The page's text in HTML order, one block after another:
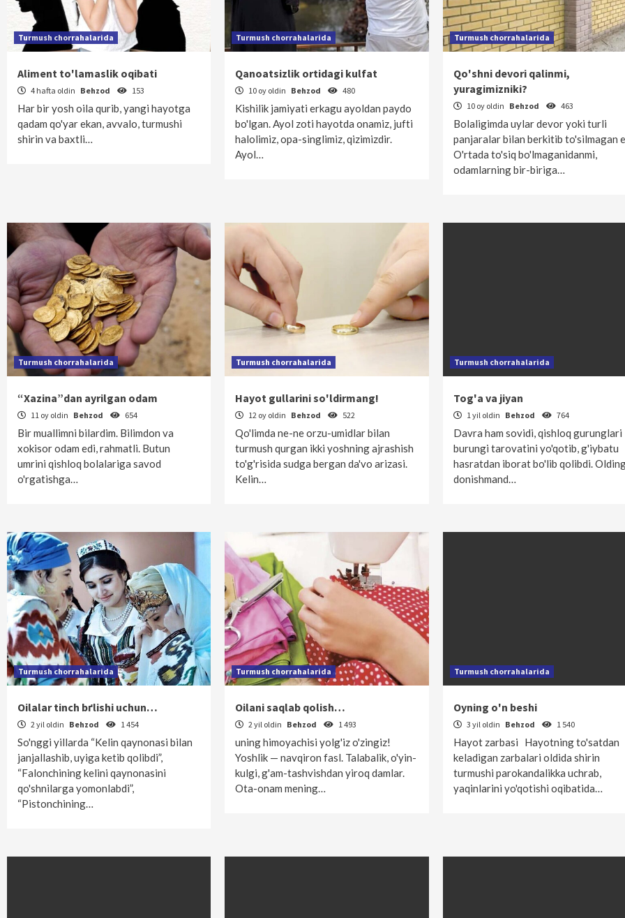
Turmush chorrahalarida
Aliment to'lamaslik oqibati
4 hafta oldin Behzod 153
Har bir yosh oila qurib, yangi hayotga
qadam qo'yar ekan, avvalo, turmushi
shirin va baxtli…
Turmush chorrahalarida
Qanoatsizlik ortidagi kulfat
10 oy oldin Behzod 480
Kishilik jamiyati erkagu ayoldan paydo
bo'lgan. Ayol zoti hayotda onamiz, jufti
halolimiz, opa-singlimiz, qizimizdir.
Ayol…
Turmush chorrahalarida
Qo'shni devori qalinmi,
yuragimizniki?
10 oy oldin Behzod 463
Bolaligimda uylar devor yoki turli
panjaralar bilan berkitib to'silmagan
O'rtada to'siq bo'lmaganidanmi,
odamlarning bir-biriga…
Turmush chorrahalarida
“Xazina”dan ayrilgan odam
11 oy oldin Behzod 654
Bir muallimni bilardim. Bilimdon va
xokisor odam edi, rahmatli. Butun
umrini qishloq bolalariga savod
o'rgatishga…
Turmush chorrahalarida
Hayot gullarini so'ldirmang!
12 oy oldin Behzod 522
Qo'limda ne-ne orzu-umidlar bilan
turmush qurgan ikki yoshning ajrashish
to'g'risida sudga bergan da'vo arizasi.
Kelin…
Turmush chorrahalarida
Tog'a va jiyan
1 yil oldin Behzod 764
Davra ham sovidi, qishloq gurunglari
burungi tarovatini yo'qotib, g'iybatu
hasratdan iborat bo'lib qolibdi.
donishmand…
Turmush chorrahalarida
Oilalar tinch bґlishi uchun…
2 yil oldin Behzod 1 454
So'nggi yillarda “Kelin qaynonasi bilan
janjallashib, uyiga ketib qolibdi”,
“Falonchining kelini qaynonasini
qo'shnilarga yomonlabdi”,
“Pistonchining…
Turmush chorrahalarida
Oilani saqlab qolish…
2 yil oldin Behzod 1 493
uning himoyachisi yolg'iz o'zingiz!
Yoshlik — navqiron fasl. Talabalik, o'yin-
kulgi, g'am-tashvishdan yiroq damlar.
Ota-onam mening…
Turmush chorrahalarida
Oyning o'n beshi
3 yil oldin Behzod 1 540
Hayot zarbasi Hayotning to'satdan
keladigan zarbalari oldida shirin
turmushi parokandalikka uchrab,
yaqinlarini yo'qotishi oqibatida…